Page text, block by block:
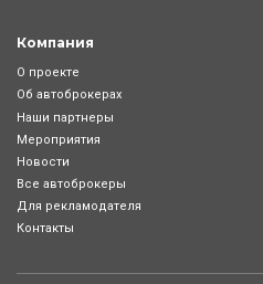
Компания
О проекте
Об автоброкерах
Наши партнеры
Мероприятия
Новости
Все автоброкеры
Для рекламодателя
Контакты